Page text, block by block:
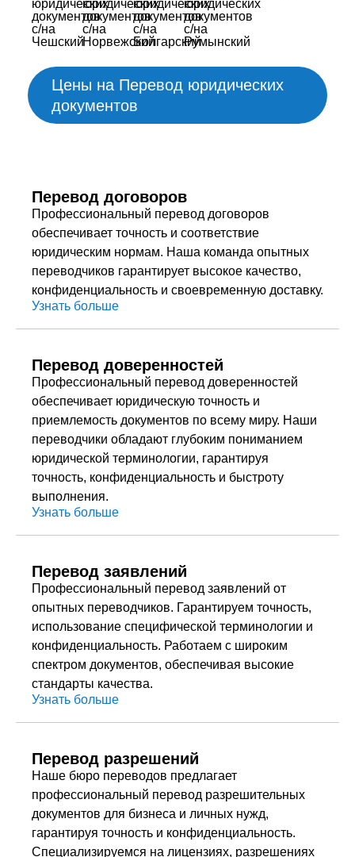
Цены на Перевод юридических
документов
Перевод договоров
Профессиональный перевод договоров
обеспечивает точность и соответствие
юридическим нормам. Наша команда опытных
переводчиков гарантирует высокое качество,
конфиденциальность и своевременную доставку.
Узнать больше
Перевод доверенностей
Профессиональный перевод доверенностей
обеспечивает юридическую точность и
приемлемость документов по всему миру. Наши
переводчики обладают глубоким пониманием
юридической терминологии, гарантируя
точность, конфиденциальность и быстроту
выполнения.
Узнать больше
Перевод заявлений
Профессиональный перевод заявлений от
опытных переводчиков. Гарантируем точность,
использование специфической терминологии и
конфиденциальность. Работаем с широким
спектром документов, обеспечивая высокие
стандарты качества.
Узнать больше
Перевод разрешений
Наше бюро переводов предлагает
профессиональный перевод разрешительных
документов для бизнеса и личных нужд,
гарантируя точность и конфиденциальность.
Специализируемся на лицензиях, разрешениях